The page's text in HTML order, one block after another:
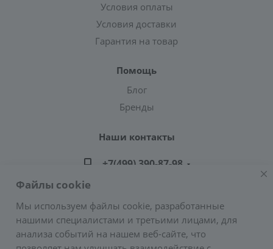
Условия оплаты
Условия доставки
Гарантия на товар
Помощь
Блог
Бренды
Наши контакты
+7(499) 390-87-98
Адрес: г. Москва, ул. Подольских Курсантов,
д.3, стр.2 (метро Пражская)
Файлы cookie
Мы используем файлы cookie, разработанные
нашими специалистами и третьими лицами, для
анализа событий на нашем веб-сайте, что